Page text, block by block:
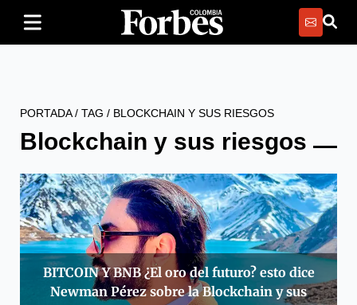
PORTADA/ TAG / BLOCKCHAIN Y SUS RIESGOS
Blockchain y sus riesgos
BITCOIN Y BNB ¿El oro del futuro? esto dice
Newman Pérez sobre la Blockchain y sus